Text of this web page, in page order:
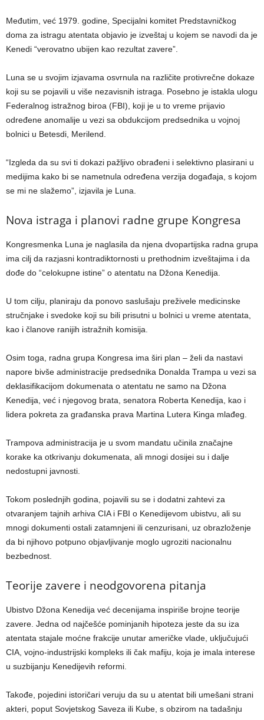
Međutim, već 1979. godine, Specijalni komitet Predstavničkog
doma za istragu atentata objavio je izveštaj u kojem se navodi da je
Kenedi “verovatno ubijen kao rezultat zavere”.
Luna se u svojim izjavama osvrnula na različite protivrečne dokaze
koji su se pojavili u više nezavisnih istraga. Posebno je istakla ulogu
Federalnog istražnog biroa (FBI), koji je u to vreme prijavio
određene anomalije u vezi sa obdukcijom predsednika u vojnoj
bolnici u Betesdi, Merilend.
“Izgleda da su svi ti dokazi pažljivo obrađeni i selektivno plasirani u
medijima kako bi se nametnula određena verzija događaja, s kojom
se mi ne slažemo”, izjavila je Luna.
Nova istraga i planovi radne grupe Kongresa
Kongresmenka Luna je naglasila da njena dvopartijska radna grupa
ima cilj da razjasni kontradiktornosti u prethodnim izveštajima i da
dođe do “celokupne istine” o atentatu na Džona Kenedija.
U tom cilju, planiraju da ponovo saslušaju preživele medicinske
stručnjake i svedoke koji su bili prisutni u bolnici u vreme atentata,
kao i članove ranijih istražnih komisija.
Osim toga, radna grupa Kongresa ima širi plan – želi da nastavi
napore bivše administracije predsednika Donalda Trampa u vezi sa
deklasifikacijom dokumenata o atentatu ne samo na Džona
Kenedija, već i njegovog brata, senatora Roberta Kenedija, kao i
lidera pokreta za građanska prava Martina Lutera Kinga mlađeg.
Trampova administracija je u svom mandatu učinila značajne
korake ka otkrivanju dokumenata, ali mnogi dosijei su i dalje
nedostupni javnosti.
Tokom poslednjih godina, pojavili su se i dodatni zahtevi za
otvaranjem tajnih arhiva CIA i FBI o Kenedijevom ubistvu, ali su
mnogi dokumenti ostali zatamnjeni ili cenzurisani, uz obrazloženje
da bi njihovo potpuno objavljivanje moglo ugroziti nacionalnu
bezbednost.
Teorije zavere i neodgovorena pitanja
Ubistvo Džona Kenedija već decenijama inspiriše brojne teorije
zavere. Jedna od najčešće pominjanih hipoteza jeste da su iza
atentata stajale moćne frakcije unutar američke vlade, uključujući
CIA, vojno-industrijski kompleks ili čak mafiju, koja je imala interese
u suzbijanju Kenedijevih reformi.
Takođe, pojedini istoričari veruju da su u atentat bili umešani strani
akteri, poput Sovjetskog Saveza ili Kube, s obzirom na tadašnju